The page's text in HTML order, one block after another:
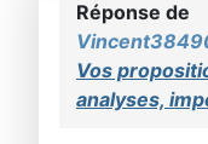
Réponse de
Vos
analyses,